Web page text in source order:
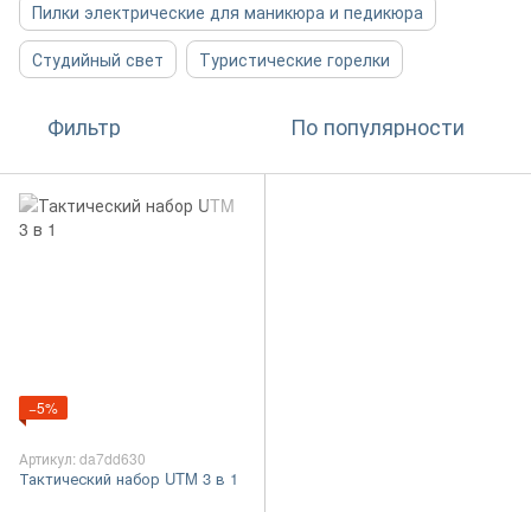
Пилки электрические для маникюра и педикюра
Студийный свет
Туристические горелки
Фильтр По популярности
−5%
Артикул: da7dd630
Тактический набор UTM 3 в 1